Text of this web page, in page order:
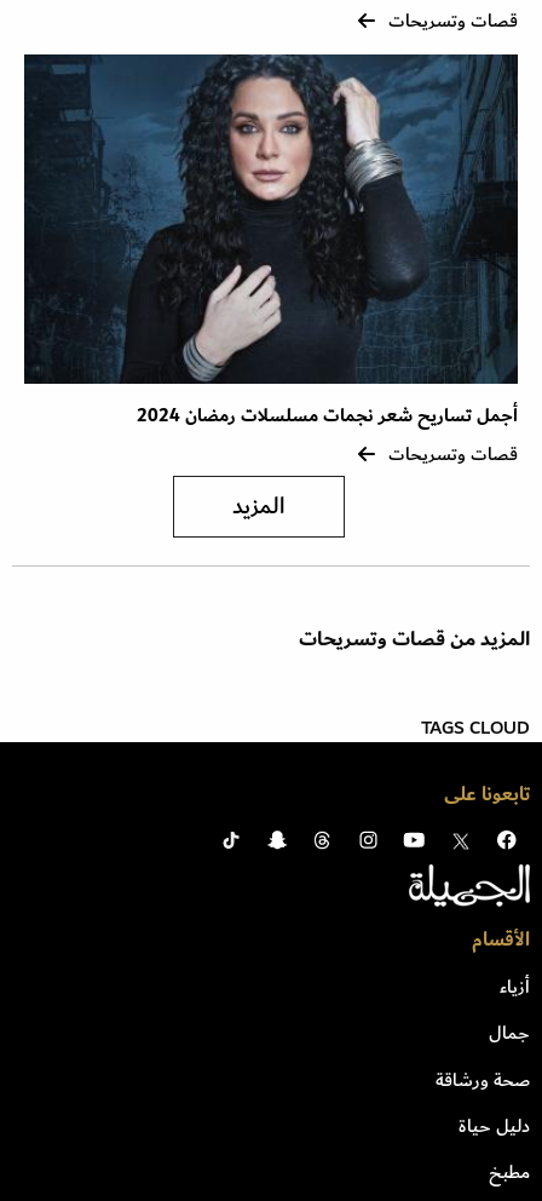
قصات وتسريحات
أجمل تساريح شعر نجمات مسلسلات رمضان 2024
قصات وتسريحات
المزيد
المزيد من قصات وتسريحات
TAGS CLOUD
تابعونا على
الأقسام
أزياء
جمال
صحة ورشاقة
دليل حياة
مطبخ